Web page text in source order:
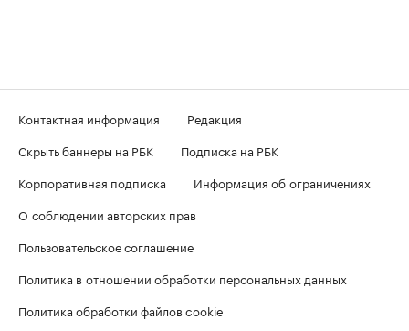
Контактная информация
Редакция
Скрыть баннеры на РБК
Подписка на РБК
Корпоративная подписка
Информация об ограничениях
О соблюдении авторских прав
Пользовательское соглашение
Политика в отношении обработки персональных данных
Политика обработки файлов cookie